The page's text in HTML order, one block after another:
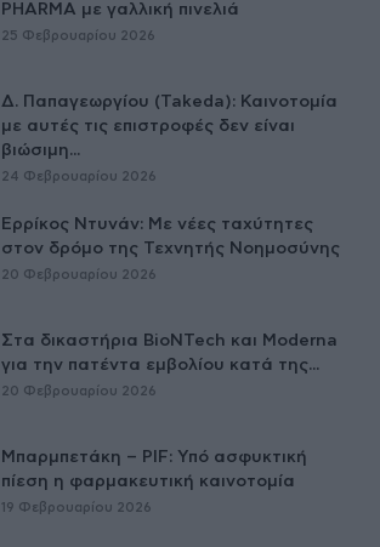
PHARMA με γαλλική πινελιά
25 Φεβρουαρίου 2026
Δ. Παπαγεωργίου (Takeda): Καινοτομία
με αυτές τις επιστροφές δεν είναι
βιώσιμη...
24 Φεβρουαρίου 2026
Ερρίκος Ντυνάν: Με νέες ταχύτητες
στον δρόμο της Τεχνητής Νοημοσύνης
20 Φεβρουαρίου 2026
Στα δικαστήρια BioNTech και Moderna
για την πατέντα εμβολίου κατά της...
20 Φεβρουαρίου 2026
Μπαρμπετάκη – PIF: Υπό ασφυκτική
πίεση η φαρμακευτική καινοτομία
19 Φεβρουαρίου 2026